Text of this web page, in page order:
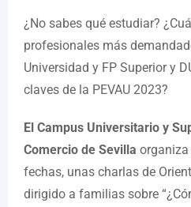
¿No sabes qué estudiar?
profesionales más
Universidad y FP Superior y
claves de la PEVAU 2023?
El Campus Universitario y
Comercio de Sevilla
fechas, unas charlas de
dirigido a familias sobre